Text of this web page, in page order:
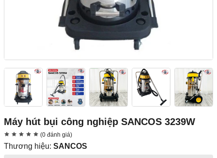
Máy hút bụi công nghiệp SANCOS 3239W
(0 đánh giá)
Thương hiệu: SANCOS